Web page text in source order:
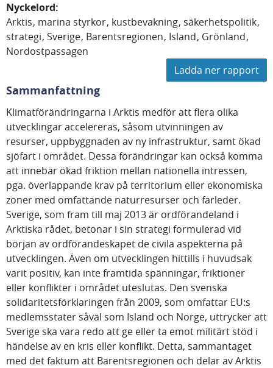
Nyckelord:
Arktis marina styrkor kustbevakning säkerhetspolitik
strategi Sverige Barentsregionen Island Grönland
Nordostpassagen
Ladda ner rapport
Sammanfattning
Klimatförändringarna i Arktis medför att flera olika
utvecklingar accelereras, såsom utvinningen av
resurser, uppbyggnaden av ny infrastruktur, samt ökad
sjöfart i området. Dessa förändringar kan också komma
att innebär ökad friktion mellan nationella intressen,
pga. överlappande krav på territorium eller ekonomiska
zoner med omfattande naturresurser och farleder.
Sverige, som fram till maj 2013 är ordförandeland i
Arktiska rådet, betonar i sin strategi formulerad vid
början av ordförandeskapet de civila aspekterna på
utvecklingen. Även om utvecklingen hittills i huvudsak
varit positiv, kan inte framtida spänningar, friktioner
eller konflikter i området uteslutas. Den svenska
solidaritetsförklaringen från 2009, som omfattar EU:s
medlemsstater såväl som Island och Norge, uttrycker att
Sverige ska vara redo att ge eller ta emot militärt stöd i
händelse av en kris eller konflikt. Detta, sammantaget
med det faktum att Barentsregionen och delar av Arktis